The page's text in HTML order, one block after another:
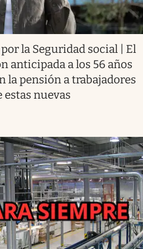
la Seguridad social | El
anticipada a los 56 años
la pensión a trabajadores
estas nuevas